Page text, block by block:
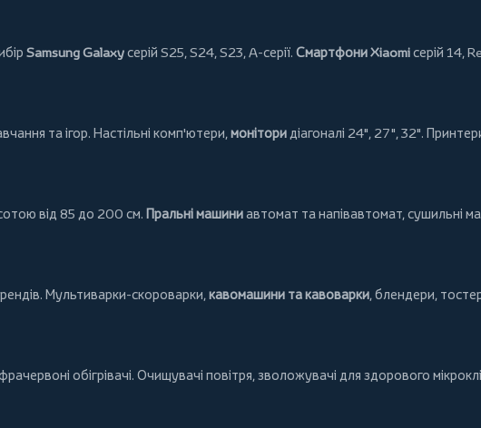
Samsung Galaxyсерій S25, S24, S23, A-серії. Смартфони Xiaomiсерій 14,
та ігор. Настільні комп'ютери,моніторидіагоналі 24", 27", 32".
від 85 до 200 см. Пральні машиниавтомат та напівавтомат,сушильні
Мультиварки-скороварки,кавомашини та кавоварки,блендери,
обігрівачі. Очищувачі повітря, зволожувачі для здорового